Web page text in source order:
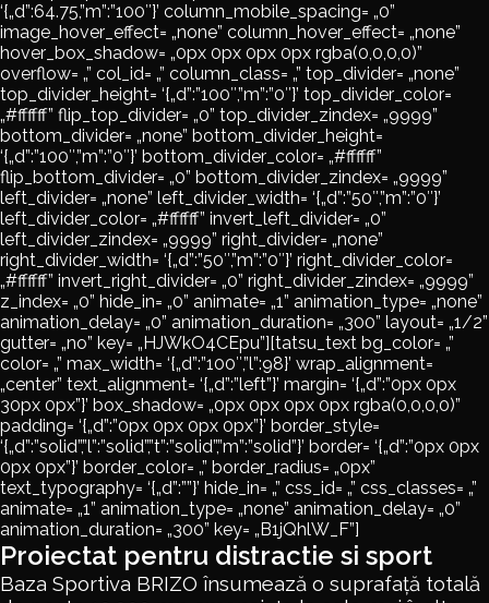
‘{„d”:64.75,”m”:”100″}’ column_mobile_spacing= „0”
image_hover_effect= „none” column_hover_effect= „none”
hover_box_shadow= „0px 0px 0px 0px rgba(0,0,0,0)”
overflow= „” col_id= „” column_class= „” top_divider= „none”
top_divider_height= ‘{„d”:”100″,”m”:”0″}’ top_divider_color=
„#ffffff” flip_top_divider= „0” top_divider_zindex= „9999”
bottom_divider= „none” bottom_divider_height=
‘{„d”:”100″,”m”:”0″}’ bottom_divider_color= „#ffffff”
flip_bottom_divider= „0” bottom_divider_zindex= „9999”
left_divider= „none” left_divider_width= ‘{„d”:”50″,”m”:”0″}’
left_divider_color= „#ffffff” invert_left_divider= „0”
left_divider_zindex= „9999” right_divider= „none”
right_divider_width= ‘{„d”:”50″,”m”:”0″}’ right_divider_color=
„#ffffff” invert_right_divider= „0” right_divider_zindex= „9999”
z_index= „0” hide_in= „0” animate= „1” animation_type= „none”
animation_delay= „0” animation_duration= „300” layout= „1/2”
gutter= „no” key= „HJWkO4CEpu”][tatsu_text bg_color= „”
color= „” max_width= ‘{„d”:”100″,”l”:98}’ wrap_alignment=
„center” text_alignment= ‘{„d”:”left”}’ margin= ‘{„d”:”0px 0px
30px 0px”}’ box_shadow= „0px 0px 0px 0px rgba(0,0,0,0)”
padding= ‘{„d”:”0px 0px 0px 0px”}’ border_style=
‘{„d”:”solid”,”l”:”solid”,”t”:”solid”,”m”:”solid”}’ border= ‘{„d”:”0px 0px
0px 0px”}’ border_color= „” border_radius= „0px”
text_typography= ‘{„d”:””}’ hide_in= „” css_id= „” css_classes= „”
animate= „1” animation_type= „none” animation_delay= „0”
animation_duration= „300” key= „B1jQhlW_F”]
Proiectat pentru distractie si sport
Baza Sportiva BRIZO însumează o suprafață totală